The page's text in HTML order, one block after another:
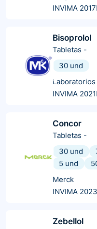
INVIMA
Bisoprolol
Tabletas -
30 und
INVIMA
Concor
Tabletas -
30 und
5 und
Merck
INVIMA
Zebellol